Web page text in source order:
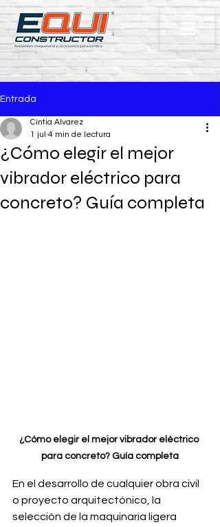
Entrada
¿Cómo elegir el mejor
vibrador eléctrico para
concreto? Guía completa
Cintia Alvarez
1 jul 4 min de lectura
¿Cómo elegir el mejor vibrador eléctrico
para concreto? Guía completa
En el desarrollo de cualquier obra civil
o proyecto arquitectónico, la
selección de la maquinaria ligera